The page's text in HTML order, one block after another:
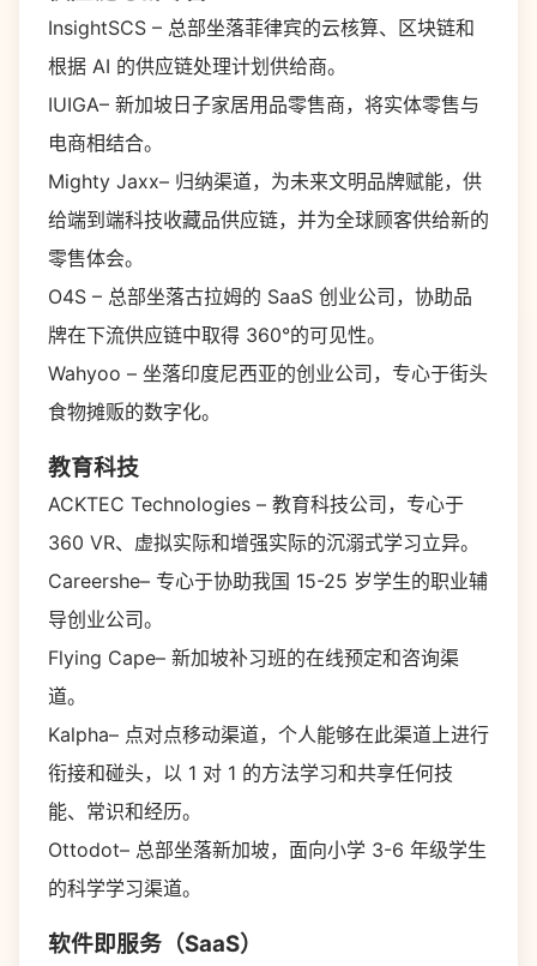
InsightSCS – 总部坐落菲律宾的云核算、区块链和
根据 AI 的供应链处理计划供给商。
IUIGA– 新加坡日子家居用品零售商，将实体零售与
电商相结合。
Mighty Jaxx– 归纳渠道，为未来文明品牌赋能，供
给端到端科技收藏品供应链，并为全球顾客供给新的
零售体会。
O4S – 总部坐落古拉姆的 SaaS 创业公司，协助品
牌在下流供应链中取得 360°的可见性。
Wahyoo – 坐落印度尼西亚的创业公司，专心于街头
食物摊贩的数字化。
教育科技
ACKTEC Technologies – 教育科技公司，专心于
360 VR、虚拟实际和增强实际的沉溺式学习立异。
Careershe– 专心于协助我国 15-25 岁学生的职业辅
导创业公司。
Flying Cape– 新加坡补习班的在线预定和咨询渠
道。
Kalpha– 点对点移动渠道，个人能够在此渠道上进行
衔接和碰头，以 1 对 1 的方法学习和共享任何技
能、常识和经历。
Ottodot– 总部坐落新加坡，面向小学 3-6 年级学生
的科学学习渠道。
软件即服务（SaaS）